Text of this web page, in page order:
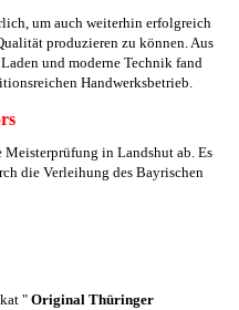
um auch weiterhin erfolgreich
produzieren zu können. Aus
und moderne Technik fand
Handwerksbetrieb.
in Landshut ab. Es
die Verleihung des Bayrischen
"Original Thüringer